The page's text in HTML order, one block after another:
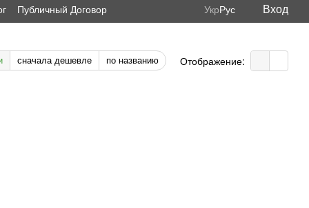
Публичный Договор УкрРус Вход
сначала дешевле по названию Отображение: